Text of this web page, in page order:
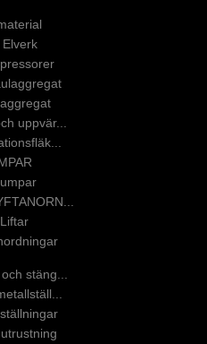
uppvär...
stäng...